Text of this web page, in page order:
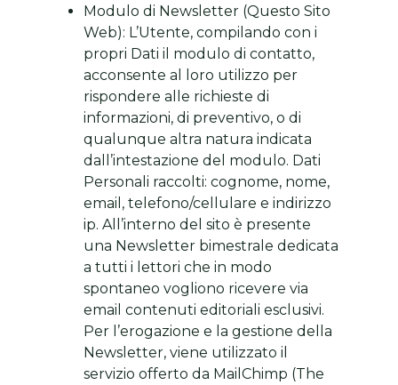
Modulo di Newsletter (Questo Sito
Web): L’Utente, compilando con i
propri Dati il modulo di contatto,
acconsente al loro utilizzo per
rispondere alle richieste di
informazioni, di preventivo, o di
qualunque altra natura indicata
dall’intestazione del modulo. Dati
Personali raccolti: cognome, nome,
email, telefono/cellulare e indirizzo
ip. All’interno del sito è presente
una Newsletter bimestrale dedicata
a tutti i lettori che in modo
spontaneo vogliono ricevere via
email contenuti editoriali esclusivi.
Per l’erogazione e la gestione della
Newsletter, viene utilizzato il
servizio offerto da MailChimp (The